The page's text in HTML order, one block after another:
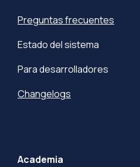
Preguntas frecuentes
Estado del sistema
Para desarrolladores
Changelogs
Academia